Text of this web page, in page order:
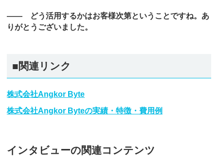
―― どう活用するかはお客様次第ということですね。あ
りがとうございました。
■関連リンク
株式会社Angkor Byte
株式会社Angkor Byteの実績・特徴・費用例
インタビューの関連コンテンツ